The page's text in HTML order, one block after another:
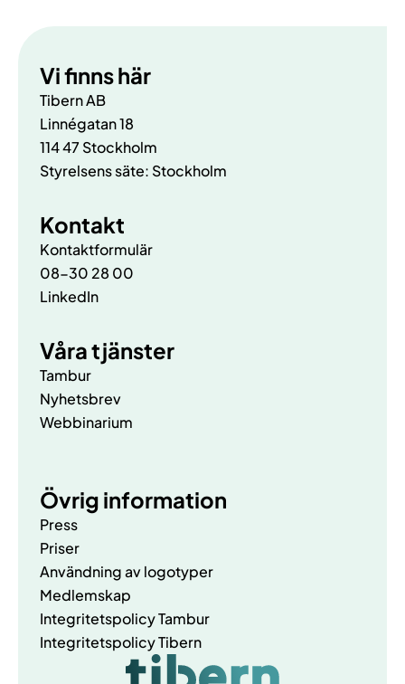
Vi finns här
Tibern AB
Linnégatan 18
114 47 Stockholm
Styrelsens säte: Stockholm
Kontakt
Kontaktformulär
08-30 28 00
LinkedIn
Våra tjänster
Tambur
Nyhetsbrev
Webbinarium
Övrig information
Press
Priser
Användning av logotyper
Medlemskap
Integritetspolicy Tambur
Integritetspolicy Tibern